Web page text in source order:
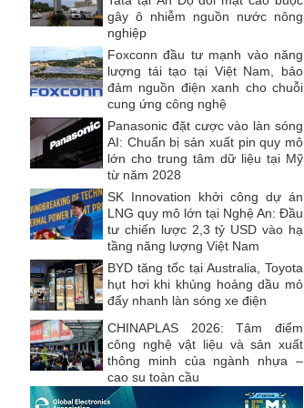
gây ô nhiễm nguồn nước nông
nghiệp
Foxconn đầu tư mạnh vào năng
lượng tái tạo tại Việt Nam, bảo
đảm nguồn điện xanh cho chuỗi
cung ứng công nghệ
Panasonic đặt cược vào làn sóng
AI: Chuẩn bị sản xuất pin quy mô
lớn cho trung tâm dữ liệu tại Mỹ
từ năm 2028
SK Innovation khởi công dự án
LNG quy mô lớn tại Nghệ An: Đầu
tư chiến lược 2,3 tỷ USD vào hạ
tầng năng lượng Việt Nam
BYD tăng tốc tại Australia, Toyota
hụt hơi khi khủng hoảng dầu mỏ
đẩy nhanh làn sóng xe điện
CHINAPLAS 2026: Tâm điểm
công nghệ vật liệu và sản xuất
thông minh của ngành nhựa –
cao su toàn cầu